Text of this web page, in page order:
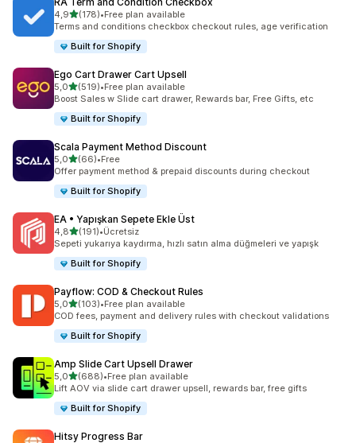
4,95 yıldız üzerinden
(178)
toplam 178 değerlendirme
•Free plan available
Terms and conditions checkbox checkout rules, age verification
Built for Shopify
Ego Cart Drawer Cart Upsell
5,05 yıldız üzerinden
(519)
toplam 519 değerlendirme
•Free plan available
Boost Sales w Slide cart drawer, Rewards bar, Free Gifts, etc
Built for Shopify
Scala Payment Method Discount
5,05 yıldız üzerinden
(66)
toplam 66 değerlendirme
•Free
Offer payment method & prepaid discounts during checkout
Built for Shopify
EA • Yapışkan Sepete Ekle Üst
4,85 yıldız üzerinden
(191)
toplam 191 değerlendirme
•Ücretsiz
Sepeti yukarıya kaydırma, hızlı satın alma düğmeleri ve yapışk
Built for Shopify
Payflow: COD & Checkout Rules
5,05 yıldız üzerinden
(103)
toplam 103 değerlendirme
•Free plan available
COD fees, payment and delivery rules with checkout validations
Built for Shopify
Amp Slide Cart Upsell Drawer
5,05 yıldız üzerinden
(688)
toplam 688 değerlendirme
•Free plan available
Lift AOV via slide cart drawer upsell, rewards bar, free gifts
Built for Shopify
Hitsy Progress Bar